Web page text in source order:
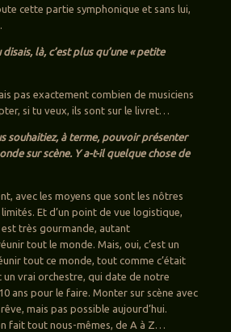
cette partie symphonique et sans lui,
là, c’est plus qu’une « petite
pas exactement combien de musiciens
si tu veux, ils sont sur le livret…
souhaitiez, à terme, pouvoir présenter
sur scène. Y a-t-il quelque chose de
avec les moyens que sont les nôtres
Et d’un point de vue logistique,
très gourmande, autant
tout le monde. Mais, oui, c’est un
tout ce monde, tout comme c’était
un vrai orchestre, qui date de notre
ans pour le faire. Monter sur scène avec
mais pas possible aujourd’hui.
fait tout nous-mêmes, de A à Z…